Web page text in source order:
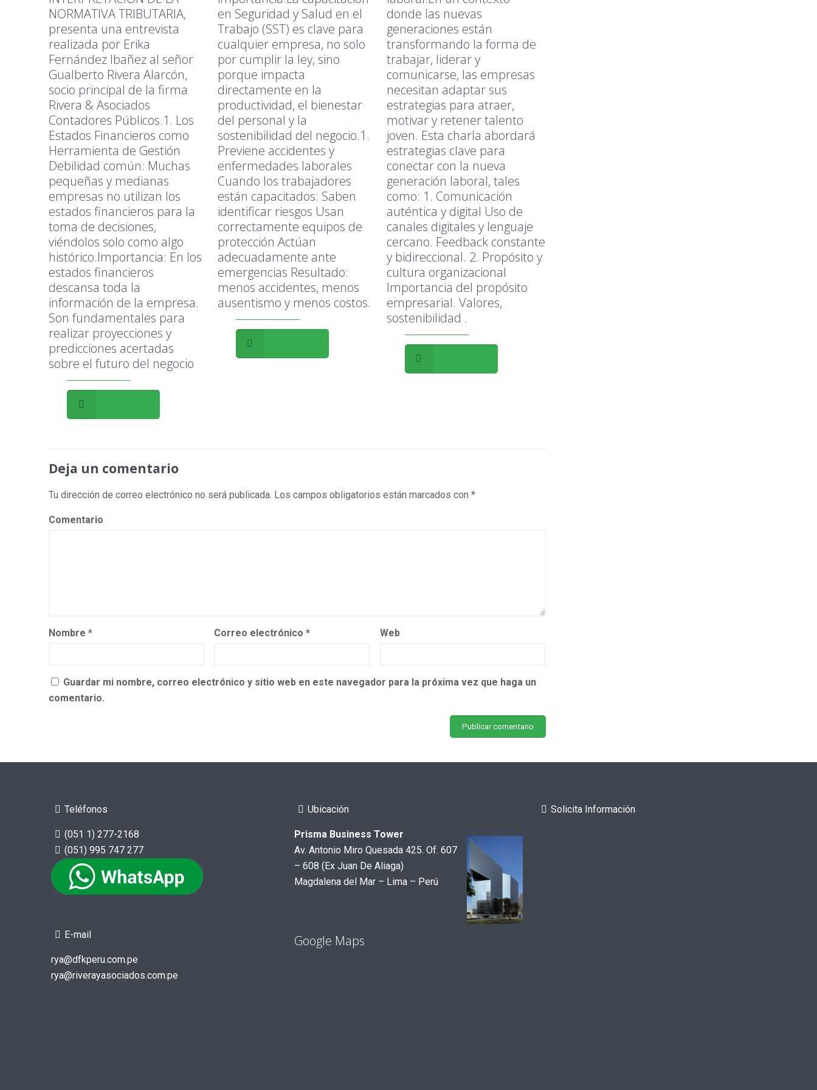
NORMATIVA TRIBUTARIA,
presenta una entrevista
realizada por Erika
Fernández Ibañez al señor
Gualberto Rivera Alarcón,
socio principal de la firma
Rivera & Asociados
Contadores Públicos.1. Los
Estados Financieros como
Herramienta de Gestión
Debilidad común: Muchas
pequeñas y medianas
empresas no utilizan los
estados financieros para la
toma de decisiones,
viéndolos solo como algo
histórico.Importancia: En los
estados financieros
descansa toda la
información de la empresa.
Son fundamentales para
realizar proyecciones y
predicciones acertadas
sobre el futuro del negocio
en Seguridad y Salud en el
Trabajo (SST) es clave para
cualquier empresa, no solo
por cumplir la ley, sino
porque impacta
directamente en la
productividad, el bienestar
del personal y la
sostenibilidad del negocio.1.
Previene accidentes y
enfermedades laborales
Cuando los trabajadores
están capacitados: Saben
identificar riesgos Usan
correctamente equipos de
protección Actúan
adecuadamente ante
emergencias Resultado:
menos accidentes, menos
ausentismo y menos costos.
donde las nuevas
generaciones están
transformando la forma de
trabajar, liderar y
comunicarse, las empresas
necesitan adaptar sus
estrategias para atraer,
motivar y retener talento
joven. Esta charla abordará
estrategias clave para
conectar con la nueva
generación laboral, tales
como: 1. Comunicación
auténtica y digital Uso de
canales digitales y lenguaje
cercano. Feedback constante
y bidireccional. 2. Propósito y
cultura organizacional
Importancia del propósito
empresarial. Valores,
sostenibilidad .
Deja un comentario
Tu dirección de correo electrónico no será publicada. Los campos obligatorios están marcados con*
Comentario
Nombre* Correo electrónico* Web
Guardar mi nombre, correo electrónico y sitio web en este navegador para la próxima vez que haga un
comentario.
Teléfonos
(051 1) 277-2168
(051) 995 747 277
E-mail
rya@dfkperu.com.pe
rya@riverayasociados.com.pe
Ubicación
Prisma Business Tower
Av. Antonio Miro Quesada 425. Of. 607
– 608 (Ex Juan De Aliaga)
Magdalena del Mar – Lima – Perú
Google Maps
Solicita Información